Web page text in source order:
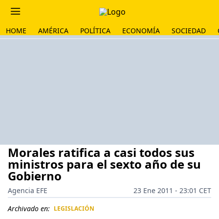
HOME AMÉRICA POLÍTICA ECONOMÍA SOCIEDAD
Morales ratifica a casi todos sus
ministros para el sexto año de su
Gobierno
Agencia EFE
23 Ene 2011 - 23:01 CET
Archivado en: LEGISLACIÓN